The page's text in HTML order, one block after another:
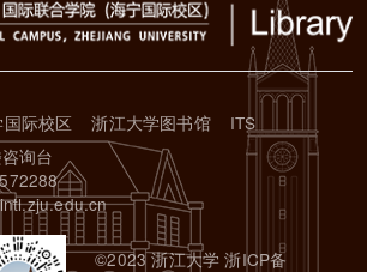
际校区 浙江大学图书馆
ITS
询台
©2023 浙江大学 浙ICP备